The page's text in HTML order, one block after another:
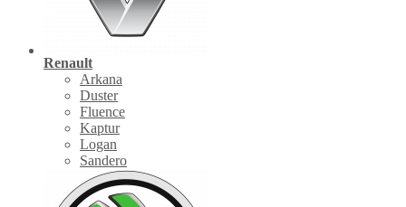
Renault
Arkana
Duster
Fluence
Kaptur
Logan
Sandero